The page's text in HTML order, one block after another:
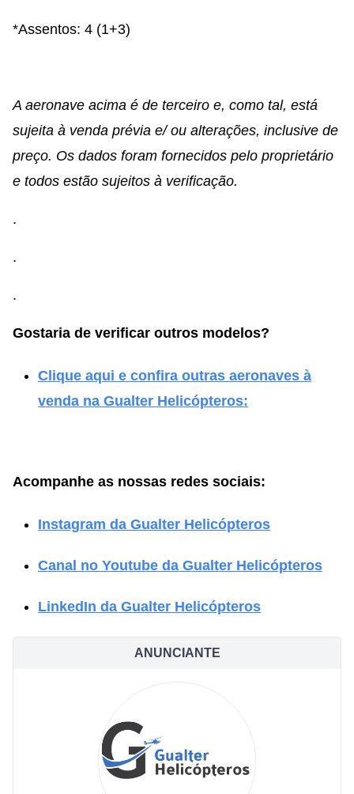
*Assentos: 4 (1+3)
A aeronave acima é de terceiro e, como tal, está
sujeita à venda prévia e/ ou alterações, inclusive de
preço. Os dados foram fornecidos pelo proprietário
e todos estão sujeitos à verificação.
.
.
.
Gostaria de verificar outros modelos?
Clique aqui e confira outras aeronaves à
venda na Gualter Helicópteros:
Acompanhe as nossas redes sociais:
Instagram da Gualter Helicópteros
Canal no Youtube da Gualter Helicópteros
LinkedIn da Gualter Helicópteros
ANUNCIANTE